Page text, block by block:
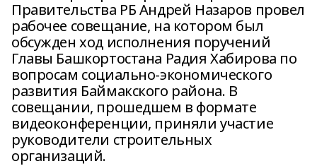
Правительства РБ Андрей Назаров провел
рабочее совещание, на котором был
обсужден ход исполнения поручений
Главы Башкортостана Радия Хабирова по
вопросам социально-экономического
развития Баймакского района. В
совещании, прошедшем в формате
видеоконференции, приняли участие
руководители строительных
организаций.